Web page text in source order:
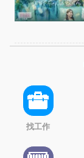
找工作